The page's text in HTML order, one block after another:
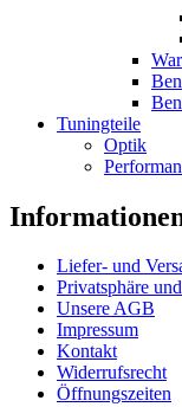
Tuningteile
Optik
Liefer- und
Privatsphäre
Unsere AGB
Impressum
Kontakt
Widerrufsrecht
Öffnungszeiten